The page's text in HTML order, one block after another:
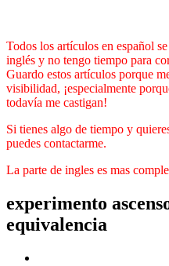
Todos los artículos en español
inglés y no tengo tiempo para
Guardo estos artículos porque
visibilidad, ¡especialmente
todavía me castigan!
Si tienes algo de tiempo y
puedes contactarme.
La parte de ingles es mas
experimento
equivalencia